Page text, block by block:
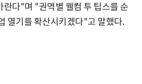
란다"며 "권역별 웰컴 투 팁스를 순
열기를 확산시키겠다"고 말했다.